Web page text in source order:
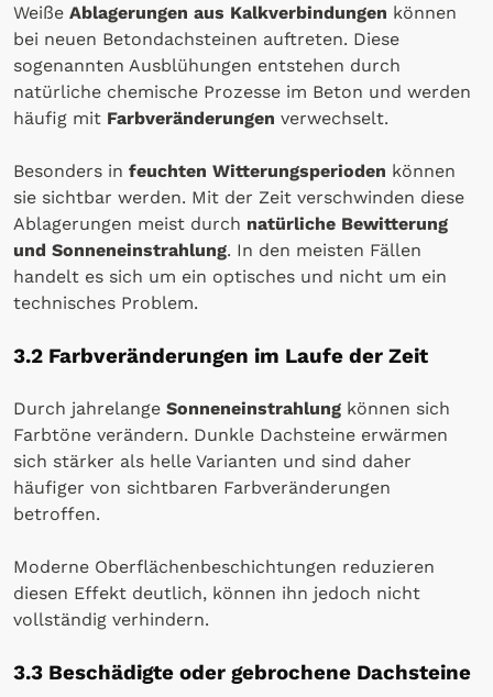
Weiße Ablagerungen aus Kalkverbindungen können
bei neuen Betondachsteinen auftreten. Diese
sogenannten Ausblühungen entstehen durch
natürliche chemische Prozesse im Beton und werden
häufig mit Farbveränderungen verwechselt.
Besonders in feuchten Witterungsperioden können
sie sichtbar werden. Mit der Zeit verschwinden diese
Ablagerungen meist durch natürliche Bewitterung
und Sonneneinstrahlung. In den meisten Fällen
handelt es sich um ein optisches und nicht um ein
technisches Problem.
3.2 Farbveränderungen im Laufe der Zeit
Durch jahrelange Sonneneinstrahlung können sich
Farbtöne verändern. Dunkle Dachsteine erwärmen
sich stärker als helle Varianten und sind daher
häufiger von sichtbaren Farbveränderungen
betroffen.
Moderne Oberflächenbeschichtungen reduzieren
diesen Effekt deutlich, können ihn jedoch nicht
vollständig verhindern.
3.3 Beschädigte oder gebrochene Dachsteine